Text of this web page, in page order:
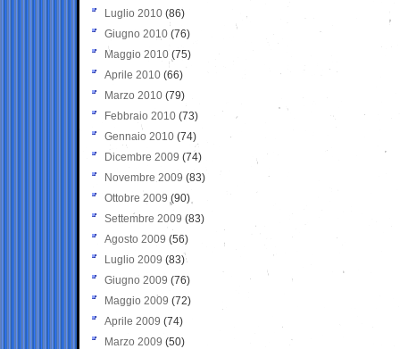
Luglio 2010 (86)
Giugno 2010 (76)
Maggio 2010 (75)
Aprile 2010 (66)
Marzo 2010 (79)
Febbraio 2010 (73)
Gennaio 2010 (74)
Dicembre 2009 (74)
Novembre 2009 (83)
Ottobre 2009 (90)
Settembre 2009 (83)
Agosto 2009 (56)
Luglio 2009 (83)
Giugno 2009 (76)
Maggio 2009 (72)
Aprile 2009 (74)
Marzo 2009 (50)